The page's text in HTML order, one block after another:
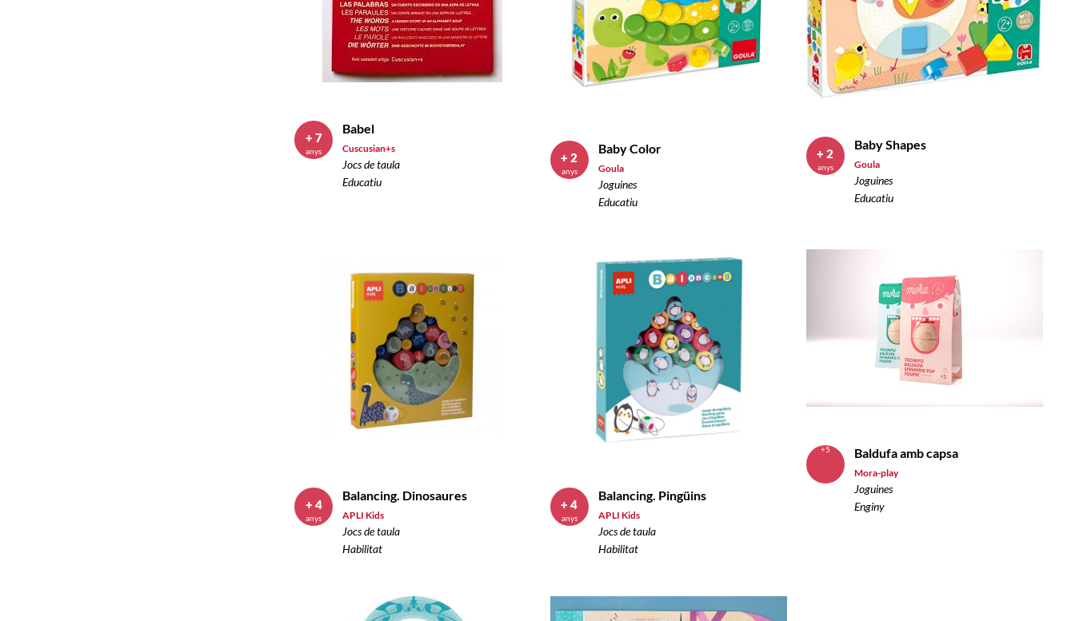
Babel
Cuscusian+s
Jocs de taula
Educatiu
+ 7
anys Baby Color
Goula
Joguines
Educatiu
+ 2
anys
Baby Shapes
Goula
Joguines
Educatiu
+ 2
anys
Balancing. Dinosaures
APLI Kids
Jocs de taula
Habilitat
+ 4
anys
Balancing. Pingüins
APLI Kids
Jocs de taula
Habilitat
+ 4
anys
Baldufa amb capsa
Mora-play
Joguines
Enginy
+5